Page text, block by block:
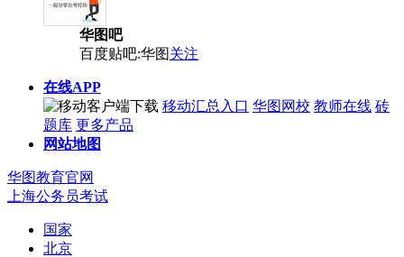
华图吧
百度贴吧:华图关注
在线APP
移动汇总入口 华图网校 教师在线 砖
题库 更多产品
网站地图
华图教育官网
上海公务员考试
国家
北京